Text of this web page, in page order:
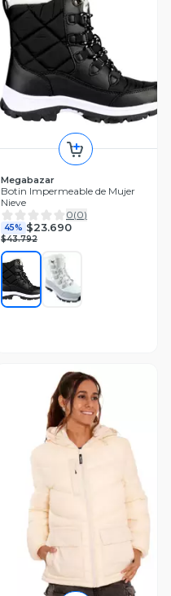
Megabazar
Botin Impermeable de Mujer
Nieve
0(0)
45% $23.690
$43.792